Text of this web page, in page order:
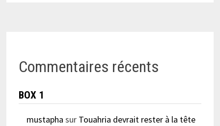
Commentaires récents
BOX 1
mustapha sur Touahria devrait rester à la tête